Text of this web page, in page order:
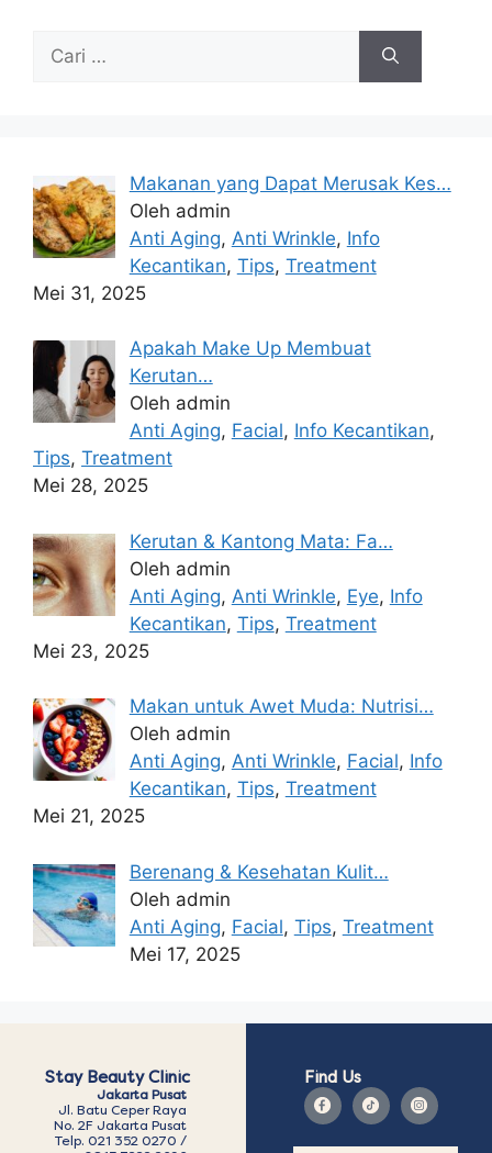
Makanan yang Dapat Merusak Kes…
Oleh admin
Anti Aging, Anti Wrinkle, Info
Kecantikan, Tips, Treatment
Mei 31, 2025
Apakah Make Up Membuat
Kerutan…
Oleh admin
Anti Aging, Facial, Info Kecantikan,
Tips, Treatment
Mei 28, 2025
Kerutan & Kantong Mata: Fa…
Oleh admin
Anti Aging, Anti Wrinkle, Eye, Info
Kecantikan, Tips, Treatment
Mei 23, 2025
Makan untuk Awet Muda: Nutrisi…
Oleh admin
Anti Aging, Anti Wrinkle, Facial, Info
Kecantikan, Tips, Treatment
Mei 21, 2025
Berenang & Kesehatan Kulit…
Oleh admin
Anti Aging, Facial, Tips, Treatment
Mei 17, 2025
Stay Beauty Clinic
Jakarta Pusat
Jl. Batu Ceper Raya
No. 2F Jakarta Pusat
Telp. 021 352 0270 /
Find Us